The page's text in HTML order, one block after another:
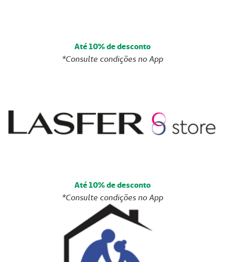
Até 10% de desconto
*Consulte condições no App
Até 10% de desconto
*Consulte condições no App